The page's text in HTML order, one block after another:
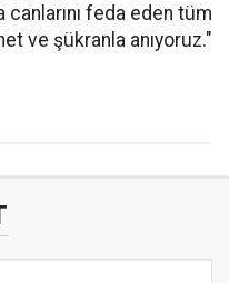
canlarını feda eden tüm
ve şükranla anıyoruz."